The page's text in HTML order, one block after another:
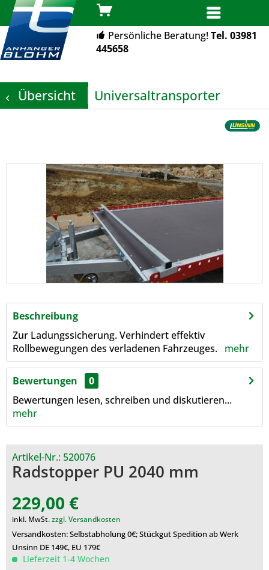
Persönliche Beratung!Tel. 03981
445658
Übersicht Universaltransporter
Beschreibung
Zur Ladungssicherung. Verhindert effektiv
Rollbewegungen des verladenen Fahrzeuges. mehr
Bewertungen
0
Bewertungen lesen, schreiben und diskutieren...
mehr
Artikel-Nr.: 520076
Radstopper PU 2040 mm
229,00 €
inkl. MwSt.zzgl. Versandkosten
Versandkosten: Selbstabholung 0€; Stückgut Spedition ab Werk
Unsinn DE 149€, EU 179€
Lieferzeit 1-4 Wochen